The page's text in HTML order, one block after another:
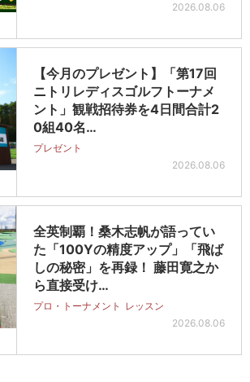
2026.08.06
【今月のプレゼント】「第17回
ニトリレディスゴルフトーナメ
ント」観戦招待券を4日間合計2
0組40名…
プレゼント
2026.08.06
全英制覇！桑木志帆が語ってい
た「100Yの精度アップ」「飛ば
しの秘密」を再録！ 藤田寛之か
ら直接受け…
プロ・トーナメント レッスン
2026.08.06